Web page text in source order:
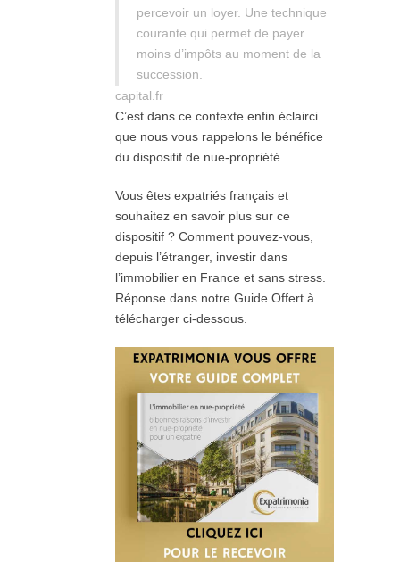
percevoir un loyer. Une technique
courante qui permet de payer
moins d’impôts au moment de la
succession.
capital.fr
C’est dans ce contexte enfin éclairci
que nous vous rappelons le bénéfice
du dispositif de nue-propriété.
Vous êtes expatriés français et
souhaitez en savoir plus sur ce
dispositif ? Comment pouvez-vous,
depuis l’étranger, investir dans
l’immobilier en France et sans stress.
Réponse dans notre Guide Offert à
télécharger ci-dessous.